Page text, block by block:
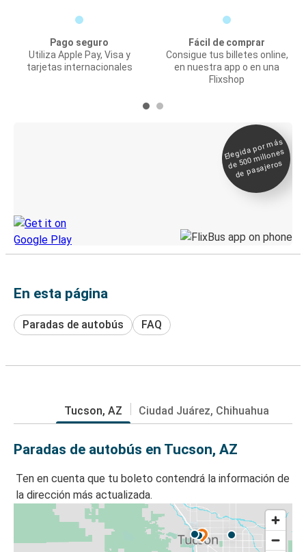
Pago seguro
Utiliza Apple Pay, Visa y
tarjetas internacionales
Fácil de comprar
Consigue tus billetes online,
en nuestra app o en una
Flixshop
Elegida por
más
de 500
millones
de pasajeros
En esta página
Paradas de autobús FAQ
Tucson, AZ Ciudad Juárez, Chihuahua
Paradas de autobús en Tucson, AZ
Ten en cuenta que tu boleto contendrá la información de
la dirección más actualizada.